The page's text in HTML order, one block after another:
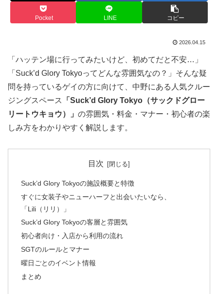
Pocket LINE コピー
2026.04.15
「ハッテン場に行ってみたいけど、初めてだと不安…」
「Suck’d Glory Tokyoってどんな雰囲気なの？」そんな疑
問を持っているゲイの方に向けて、中野にある人気クルー
ジングスペース
「Suck’d Glory Tokyo（サックドグロー
リートウキョウ）」 の雰囲気・料金・マナー・初心者の楽
しみ方をわかりやすく解説します。
目次
Suck’d Glory Tokyoの施設概要と特徴
すぐに女装子やニューハーフと出会いたいなら、
「Lili（リリ）」
Suck’d Glory Tokyoの客層と雰囲気
初心者向け・入店から利用の流れ
SGTのルールとマナー
曜日ごとのイベント情報
まとめ